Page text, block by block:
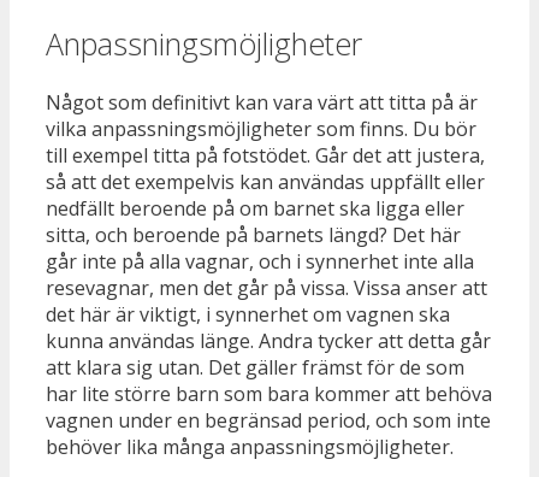
Anpassningsmöjligheter
Något som definitivt kan vara värt att titta på är
vilka anpassningsmöjligheter som finns. Du bör
till exempel titta på fotstödet. Går det att justera,
så att det exempelvis kan användas uppfällt eller
nedfällt beroende på om barnet ska ligga eller
sitta, och beroende på barnets längd? Det här
går inte på alla vagnar, och i synnerhet inte alla
resevagnar, men det går på vissa. Vissa anser att
det här är viktigt, i synnerhet om vagnen ska
kunna användas länge. Andra tycker att detta går
att klara sig utan. Det gäller främst för de som
har lite större barn som bara kommer att behöva
vagnen under en begränsad period, och som inte
behöver lika många anpassningsmöjligheter.